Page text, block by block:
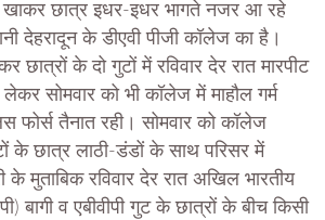
खाकर छात्र इधर-इधर भागते नजर आ रहे
देहरादून के डीएवी पीजी कॉलेज का है।
छात्रों के दो गुटों में रविवार देर रात मारपीट
सोमवार को भी कॉलेज में माहौल गर्म
फोर्स तैनात रही। सोमवार को कॉलेज
के छात्र लाठी-डंडों के साथ परिसर में
के मुताबिक रविवार देर रात अखिल भारतीय
बागी व एबीवीपी गुट के छात्रों के बीच किसी